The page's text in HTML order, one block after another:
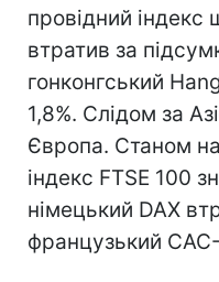
провідний індекс
втратив за
гонконгський
1,8%. Слідом за
Європа. Станом
індекс FTSE 100
німецький DAX
французький